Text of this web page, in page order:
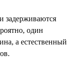
задерживаются
один
а естественный